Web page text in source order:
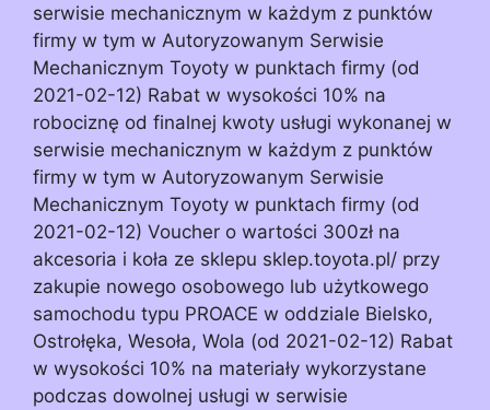
serwisie mechanicznym w każdym z punktów
firmy w tym w Autoryzowanym Serwisie
Mechanicznym Toyoty w punktach firmy (od
2021-02-12) Rabat w wysokości 10% na
robociznę od finalnej kwoty usługi wykonanej w
serwisie mechanicznym w każdym z punktów
firmy w tym w Autoryzowanym Serwisie
Mechanicznym Toyoty w punktach firmy (od
2021-02-12) Voucher o wartości 300zł na
akcesoria i koła ze sklepu sklep.toyota.pl/ przy
zakupie nowego osobowego lub użytkowego
samochodu typu PROACE w oddziale Bielsko,
Ostrołęka, Wesoła, Wola (od 2021-02-12) Rabat
w wysokości 10% na materiały wykorzystane
podczas dowolnej usługi w serwisie